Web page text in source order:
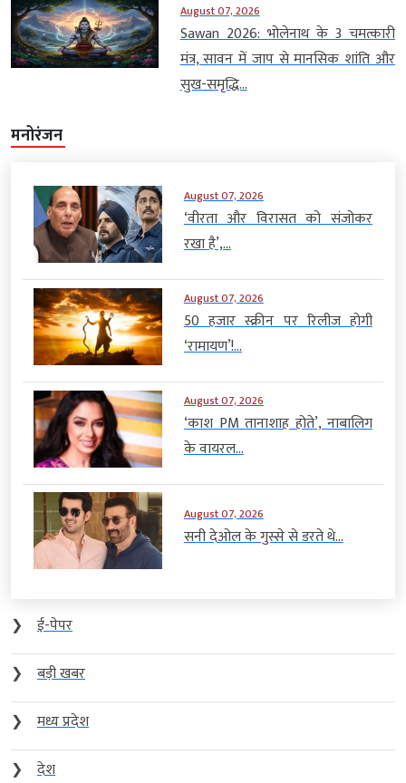
August 07, 2026
Sawan 2026: भोलेनाथ के 3 चमत्कारी
मंत्र, सावन में जाप से मानसिक शांति और
सुख-समृद्धि...
मनोरंजन
August 07, 2026
‘वीरता और विरासत को संजोकर
रखा है’,...
August 07, 2026
50 हजार स्क्रीन पर रिलीज होगी
‘रामायण’!...
August 07, 2026
‘काश PM तानाशाह होते’, नाबालिग
के वायरल...
August 07, 2026
सनी देओल के गुस्से से डरते थे...
❯
ई-पेपर
❯
बड़ी खबर
❯
मध्य प्रदेश
❯
देश